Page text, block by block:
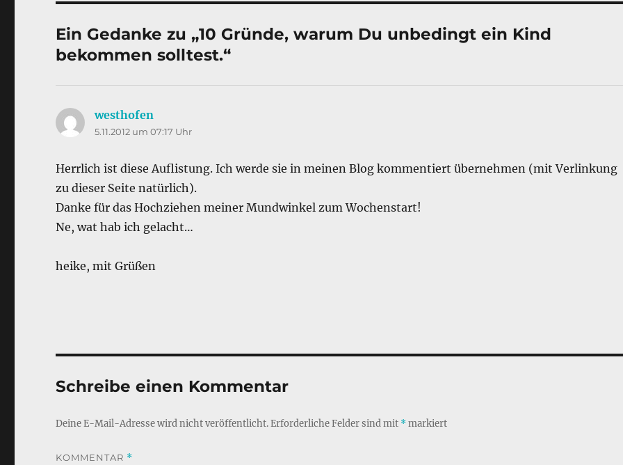
Ein Gedanke zu „10 Gründe, warum Du unbedingt ein Kind
bekommen solltest.“
westhofen
5.11.2012 um 07:17 Uhr
Herrlich ist diese Auflistung. Ich werde sie in meinen Blog kommentiert übernehmen (mit Verlinkung
zu dieser Seite natürlich).
Danke für das Hochziehen meiner Mundwinkel zum Wochenstart!
Ne, wat hab ich gelacht…
heike, mit Grüßen
Schreibe einen Kommentar
Deine E-Mail-Adresse wird nicht veröffentlicht.Erforderliche Felder sind mit *markiert
KOMMENTAR *